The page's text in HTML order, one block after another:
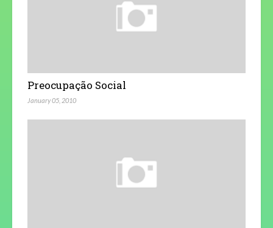
Preocupação Social
January 05, 2010